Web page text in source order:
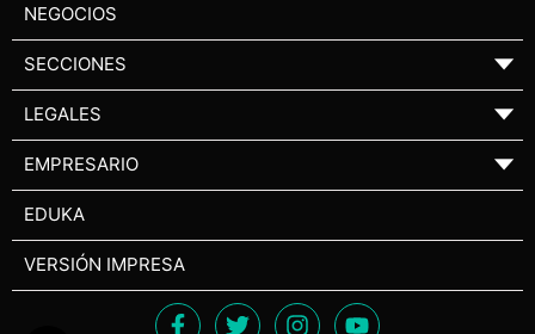
NEGOCIOS
SECCIONES ▼
LEGALES ▼
EMPRESARIO ▼
EDUKA
VERSIÓN IMPRESA